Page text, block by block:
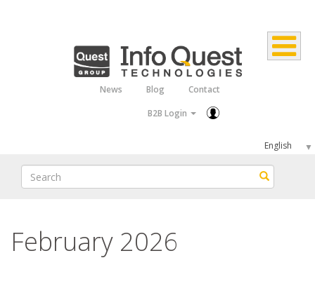
News Blog
Contact
B2B Login
Select
your
language
Search Search
February 2026